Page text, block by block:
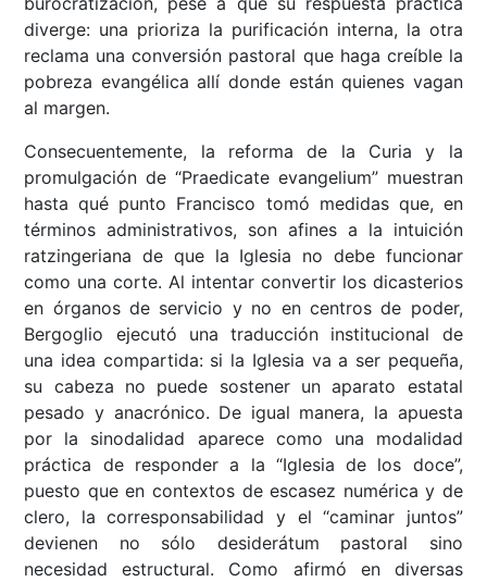
diverge: una prioriza la purificación interna, la otra
reclama una conversión pastoral que haga creíble la
pobreza evangélica allí donde están quienes vagan
al margen.
Consecuentemente, la reforma de la Curia y la
promulgación de “Praedicate evangelium” muestran
hasta qué punto Francisco tomó medidas que, en
términos administrativos, son afines a la intuición
ratzingeriana de que la Iglesia no debe funcionar
como una corte. Al intentar convertir los dicasterios
en órganos de servicio y no en centros de poder,
Bergoglio ejecutó una traducción institucional de
una idea compartida: si la Iglesia va a ser pequeña,
su cabeza no puede sostener un aparato estatal
pesado y anacrónico. De igual manera, la apuesta
por la sinodalidad aparece como una modalidad
práctica de responder a la “Iglesia de los doce”,
puesto que en contextos de escasez numérica y de
clero, la corresponsabilidad y el “caminar juntos”
devienen no sólo desiderátum pastoral sino
necesidad estructural. Como afirmó en diversas